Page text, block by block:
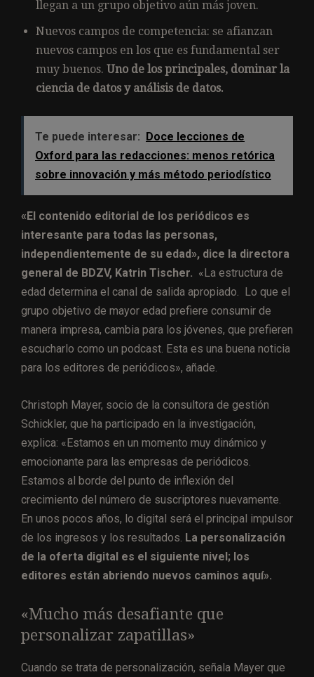
llegan a un grupo objetivo aún más joven.
Nuevos campos de competencia: se afianzan
nuevos campos en los que es fundamental ser
muy buenos. Uno de los principales, dominar la
ciencia de datos y análisis de datos.
Te puede interesar: Doce lecciones de
Oxford para las redacciones: menos retórica
sobre innovación y más método periodístico
«El contenido editorial de los periódicos es
interesante para todas las personas,
independientemente de su edad», dice la directora
general de BDZV, Katrin Tischer. «La estructura de
edad determina el canal de salida apropiado. Lo que el
grupo objetivo de mayor edad prefiere consumir de
manera impresa, cambia para los jóvenes, que prefieren
escucharlo como un podcast. Esta es una buena noticia
para los editores de periódicos», añade.
Christoph Mayer, socio de la consultora de gestión
Schickler, que ha participado en la investigación,
explica: «Estamos en un momento muy dinámico y
emocionante para las empresas de periódicos.
Estamos al borde del punto de inflexión del
crecimiento del número de suscriptores nuevamente.
En unos pocos años, lo digital será el principal impulsor
de los ingresos y los resultados. La personalización
de la oferta digital es el siguiente nivel; los
editores están abriendo nuevos caminos aquí».
«Mucho más desafiante que
personalizar zapatillas»
Cuando se trata de personalización, señala Mayer que